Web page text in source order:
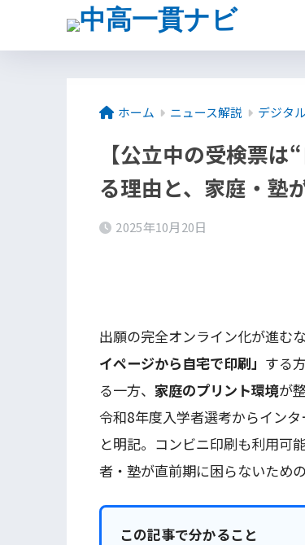
ホーム ニュース解説 デジタ
【公立中の受検票
る理由と、家庭・塾
2025年10月20日
出願の完全オンライン化が進む
イページから自宅で印刷」 する
る一方、 家庭のプリント環境が
令和8年度入学者選考からインタ
と明記。コンビニ印刷も利用可
者・塾が直前期に困らないため
この記事で分かること